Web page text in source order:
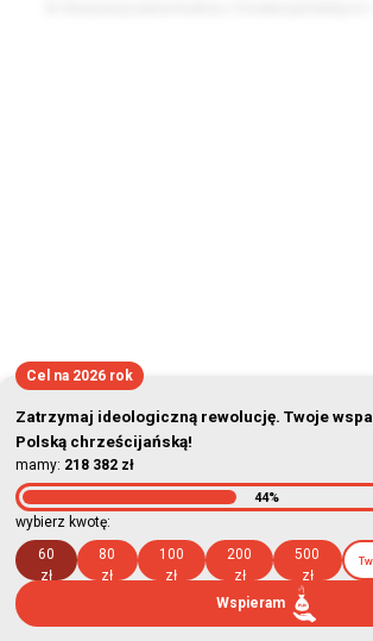
Cel na 2026 rok
Zatrzymaj ideologiczną rewolucję. Twoje
Polską chrześcijańską!
mamy: 218 382 zł
44%
wybierz kwotę:
60
zł
80
zł
100
zł
200
zł
500
zł
Wspieram